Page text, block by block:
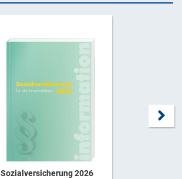
Sozialversicherung 2026